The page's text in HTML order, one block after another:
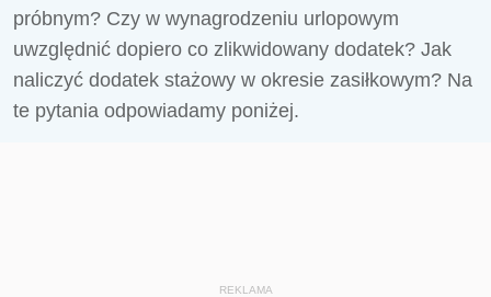
próbnym? Czy w wynagrodzeniu urlopowym
uwzględnić dopiero co zlikwidowany dodatek? Jak
naliczyć dodatek stażowy w okresie zasiłkowym? Na
te pytania odpowiadamy poniżej.
REKLAMA